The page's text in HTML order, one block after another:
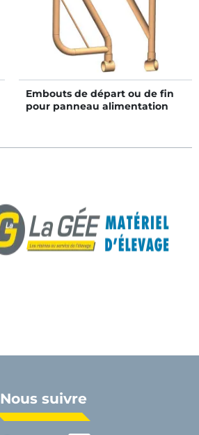
Embouts de départ ou de fin
pour panneau alimentation
Nous suivre